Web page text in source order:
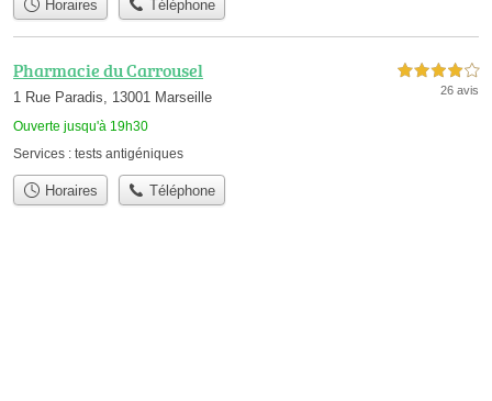
Horaires Téléphone
Pharmacie du Carrousel
1 Rue Paradis, 13001 Marseille
Ouverte jusqu'à 19h30
4,0 étoiles sur 5
26 avis
Services : tests antigéniques
Horaires Téléphone